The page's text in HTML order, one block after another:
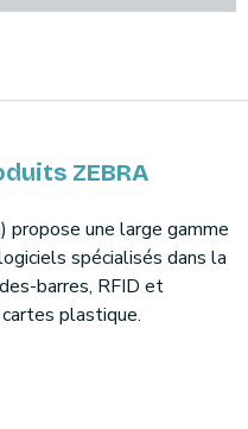
ZEBRA
propose une large gamme
spécialisés dans la
barres, RFID et
plastique.